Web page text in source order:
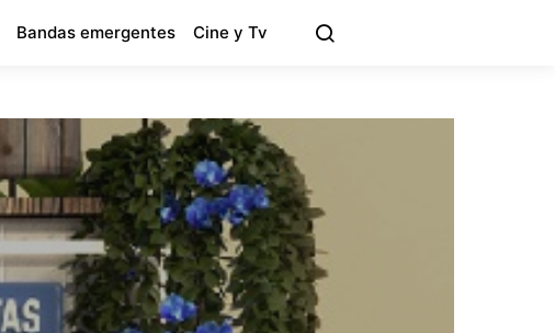
Bandas emergentes Cine y Tv